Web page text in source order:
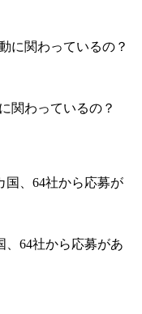
関わっているの？
、64社から応募があ